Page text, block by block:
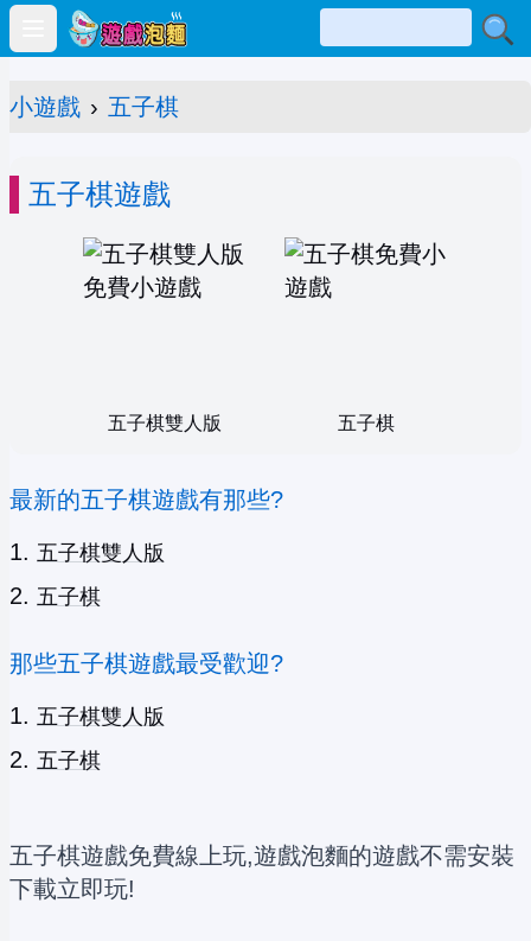
Open main menu
小遊戲 › 五子棋
五子棋遊戲
五子棋雙人版 五子棋
最新的五子棋遊戲有那些?
五子棋雙人版
五子棋
那些五子棋遊戲最受歡迎?
五子棋雙人版
五子棋
五子棋遊戲免費線上玩,遊戲泡麵的遊戲不需安裝
下載立即玩!